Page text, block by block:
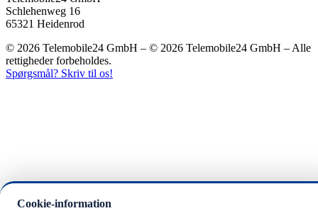
Schlehenweg 16
65321 Heidenrod
© 2026 Telemobile24 GmbH – © 2026 Telemobile24 GmbH – Alle
rettigheder forbeholdes.
Spørgsmål? Skriv til os!
Cookie-information